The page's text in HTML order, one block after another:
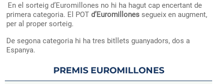
En el sorteig d’Euromillones no hi ha hagut cap encertant de
primera categoria. El POT d’Euromillones segueix en augment,
per al proper sorteig.
De segona categoria hi ha tres bitllets guanyadors, dos a
Espanya.
PREMIS EUROMILLONES